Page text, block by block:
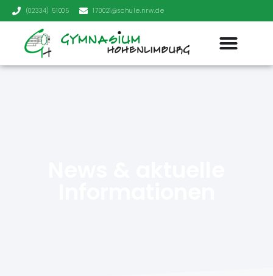
(02334) 51005 170021@schule.nrw.de